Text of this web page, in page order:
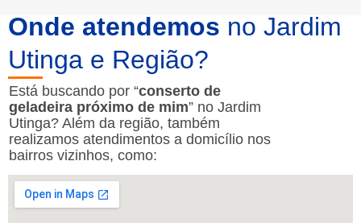
Onde atendemos no Jardim
Utinga e Região?
Está buscando por “conserto de
geladeira próximo de mim” no Jardim
Utinga? Além da região, também
realizamos atendimentos a domicílio nos
bairros vizinhos, como: